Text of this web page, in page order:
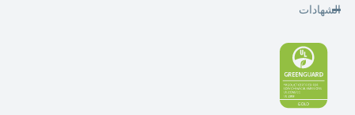
الشهادات